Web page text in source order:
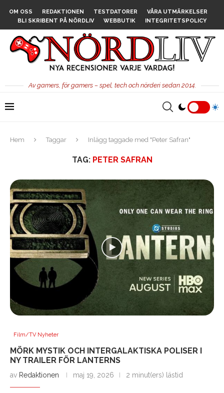
OM OSS REDAKTIONEN TESTDATORER
VÅRA UTMÄRKELSER
BLI SKRIBENT PÅ NÖRDLIV
WEBBUTIK INTEGRITETSPOLICY
Av gamers, för gamers – spel, tech och nörderi sedan 2014.
Hem Taggar Inlägg taggade med "Peter Safran"
TAG: PETER SAFRAN
Film/TV Nyheter
MÖRK MYSTIK OCH INTERGALAKTISKA POLISER I
NY TRAILER FÖR LANTERNS
av Redaktionen maj 19, 2026 2 minut(ers) lästid